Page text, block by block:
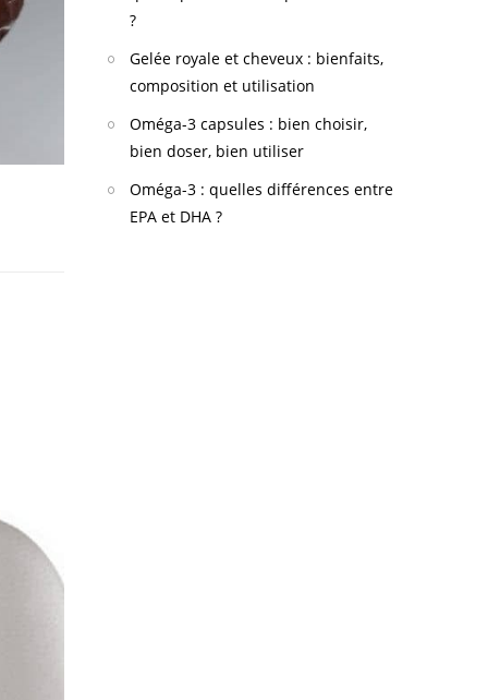
?
Gelée royale et cheveux : bienfaits,
composition et utilisation
Oméga-3 capsules : bien choisir,
bien doser, bien utiliser
Oméga-3 : quelles différences entre
EPA et DHA ?